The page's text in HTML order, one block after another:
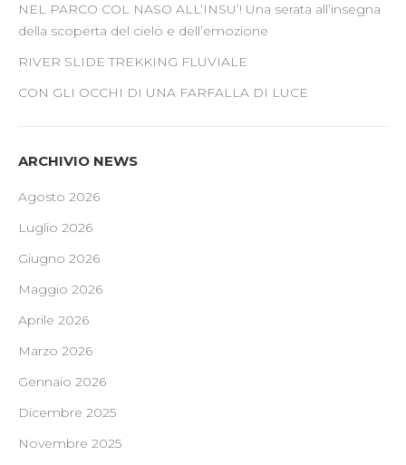
NEL PARCO COL NASO ALL’INSU’! Una serata all’insegna
della scoperta del cielo e dell’emozione
RIVER SLIDE TREKKING FLUVIALE
CON GLI OCCHI DI UNA FARFALLA DI LUCE
ARCHIVIO NEWS
Agosto 2026
Luglio 2026
Giugno 2026
Maggio 2026
Aprile 2026
Marzo 2026
Gennaio 2026
Dicembre 2025
Novembre 2025